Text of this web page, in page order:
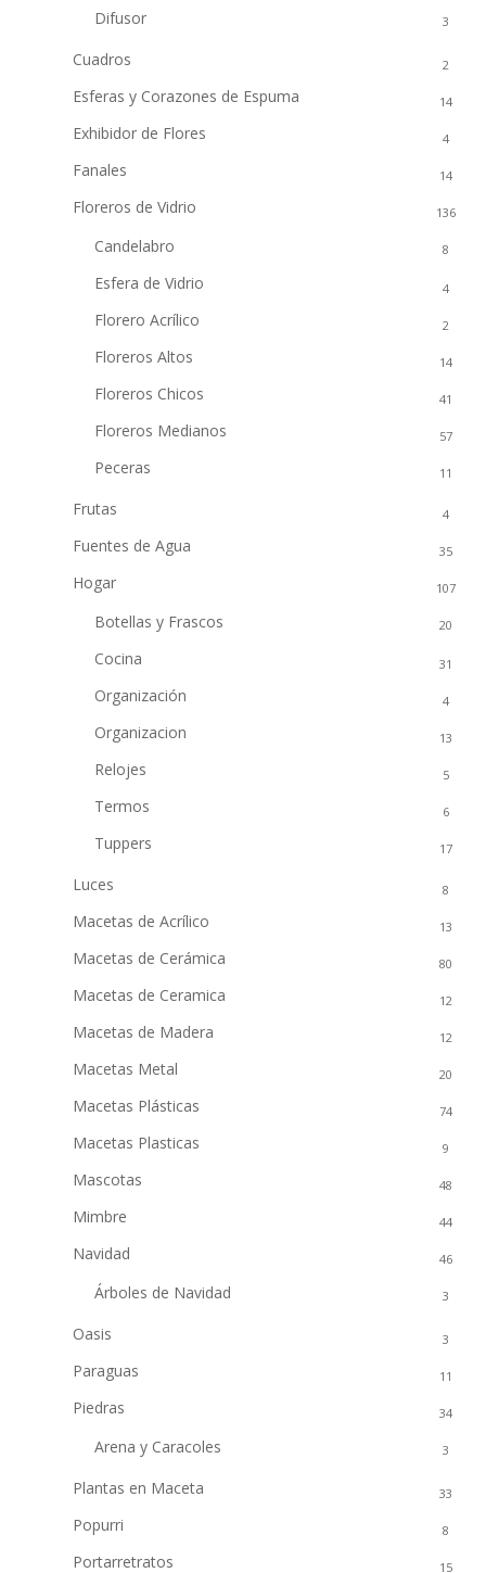
Difusor 3
Cuadros 2
Esferas y Corazones de Espuma 14
Exhibidor de Flores 4
Fanales 14
Floreros de Vidrio 136
Candelabro 8
Esfera de Vidrio 4
Florero Acrílico 2
Floreros Altos 14
Floreros Chicos 41
Floreros Medianos 57
Peceras 11
Frutas 4
Fuentes de Agua 35
Hogar 107
Botellas y Frascos 20
Cocina 31
Organización 4
Organizacion 13
Relojes 5
Termos 6
Tuppers 17
Luces 8
Macetas de Acrílico 13
Macetas de Cerámica 80
Macetas de Ceramica 12
Macetas de Madera 12
Macetas Metal 20
Macetas Plásticas 74
Macetas Plasticas 9
Mascotas 48
Mimbre 44
Navidad 46
Árboles de Navidad 3
Oasis 3
Paraguas 11
Piedras 34
Arena y Caracoles 3
Plantas en Maceta 33
Popurri 8
Portarretratos 15